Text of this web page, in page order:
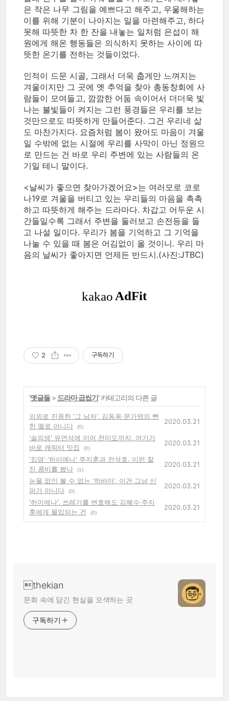
은 작은 나무 그림을 예쁘다고 해주고, 우울해하는
이를 위해 기분이 나아지는 일을 마련해주고, 하다
못해 따뜻한 차 한 잔을 내놓는 일처럼 은섭이 해
원에게 해온 행동들은 의식하지 못하는 사이에 따
뜻한 온기를 전하는 것들이었다.
인적이 드문 시골, 그래서 더욱 춥게만 느껴지는
겨울이지만 그 곳에 옛 추억을 찾아 총동창회에 사
람들이 모여들고, 깜깜한 어둠 속이어서 더더욱 빛
나는 불빛들이 켜지는 그런 풍경들은 우리를 보는
것만으로도 따뜻하게 만들어준다. 그건 우리네 삶
도 마찬가지다. 요즘처럼 봄이 왔어도 마음이 겨울
일 수밖에 없는 시절에 우리를 사막이 아닌 정원으
로 만드는 건 바로 우리 주변에 있는 사람들의 온
기일 테니 말이다.
<날씨가 좋으면 찾아가겠어요>는 여러모로 코로
나19로 겨울을 버티고 있는 우리들의 마음을 촉촉
하고 따뜻하게 해주는 드라마다. 차갑고 어두운 시
간들일수록 그래서 주변을 둘러보고 손전등을 들
고 나설 일이다. 우리가 봄을 기억하고 그 기억을
나눌 수 있을 때 봄은 어김없이 올 것이니. 우리 마
음의 날씨가 좋아지면 언제든 반드시.(사진:JTBC)
2 구독하기
'옛글들> 드라마 곱씹기' 카테고리의 다른 글
의외로 진중한 '그 남자', 김동욱·문가영의 뻔
한 멜로 아니다
(0)
2020.03.21
'슬의생' 유연석에 이어 전미도까지, 여기가
바로 캐릭터 맛집
(0)
2020.03.21
'킹덤'·'하이에나' 주지훈과 전석호, 이런 찰
진 콤비를 봤나
(1)
2020.03.21
눈물 없인 볼 수 없는 '하바마', 이건 그냥 신
파가 아니다
(0)
2020.03.21
'하이에나', 쓰레기를 변호해도 김혜수·주지
훈에게 몰입되는 건
(0)
2020.03.21
thekian
문화 속에 담긴 현실을 모색하는 곳
구독하기